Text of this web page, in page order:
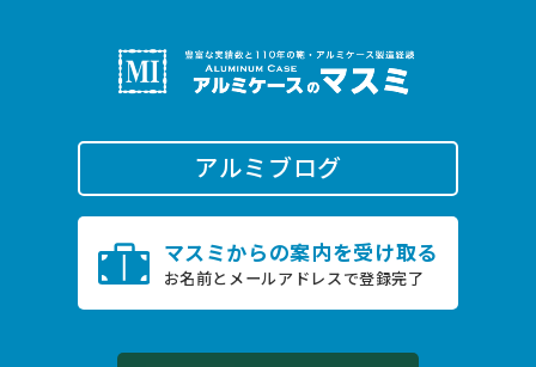
TEL. 0796-22-2505
受付時間 9:00〜17:00（土日祝除く）
24時間受付
こちら
アルミブログ
マスミからの案内を受け取る
お名前とメールアドレスで登録完了